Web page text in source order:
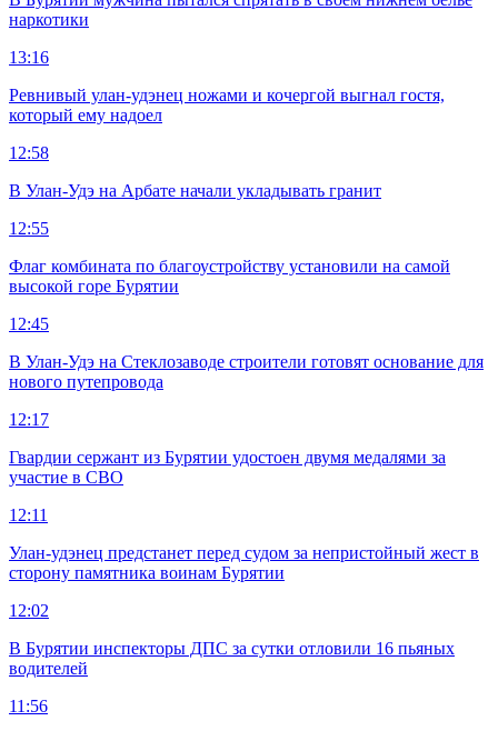
наркотики
13:16
Ревнивый улан-удэнец ножами и кочергой выгнал гостя,
который ему надоел
12:58
В Улан-Удэ на Арбате начали укладывать гранит
12:55
Флаг комбината по благоустройству установили на самой
высокой горе Бурятии
12:45
В Улан-Удэ на Стеклозаводе строители готовят основание для
нового путепровода
12:17
Гвардии сержант из Бурятии удостоен двумя медалями за
участие в СВО
12:11
Улан-удэнец предстанет перед судом за непристойный жест в
сторону памятника воинам Бурятии
12:02
В Бурятии инспекторы ДПС за сутки отловили 16 пьяных
водителей
11:56